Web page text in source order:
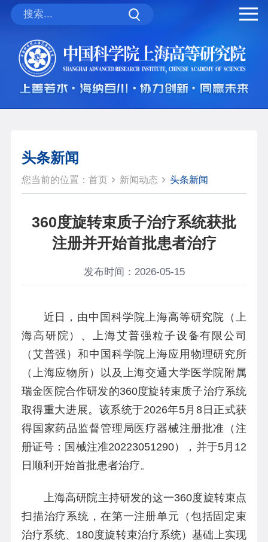
头条新闻
您当前的位置： 首页 新闻动态 头条新闻
360度旋转束质子治疗系统获批
注册并开始首批患者治疗
发布时间：2026-05-15
近日，由中国科学院上海高等研究院（上
海高研院）、上海艾普强粒子设备有限公司
（艾普强）和中国科学院上海应用物理研究所
（上海应物所）以及上海交通大学医学院附属
瑞金医院合作研发的360度旋转束质子治疗系统
取得重大进展。该系统于2026年5月8日正式获
得国家药品监督管理局医疗器械注册批准（注
册证号：国械注准20223051290），并于5月 12
日顺利开始首批患者治疗。
上海高研院主持研发的这一360度旋转束点
扫描治疗系统，在第一注册单元（包括固定束
治疗系统、180度旋转束治疗系统）基础上实现